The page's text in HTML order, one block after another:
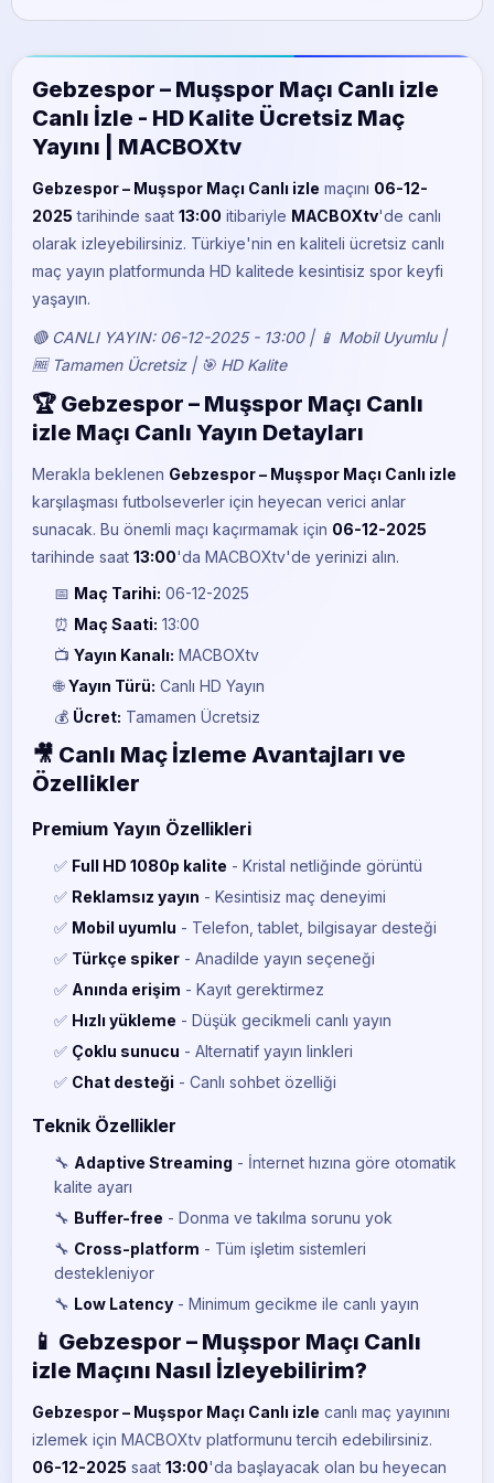
BeIN Sports 5
Gebzespor – Muşspor Maçı Canlı izle
Canlı İzle - HD Kalite Ücretsiz Maç
Yayını | MACBOXtv
Gebzespor – Muşspor Maçı Canlı izle maçını 06-12-
2025 tarihinde saat 13:00 itibariyle MACBOXtv'de canlı
olarak izleyebilirsiniz. Türkiye'nin en kaliteli ücretsiz canlı
maç yayın platformunda HD kalitede kesintisiz spor keyfi
yaşayın.
🔴 CANLI YAYIN: 06-12-2025 - 13:00 | 📱 Mobil Uyumlu |
🆓 Tamamen Ücretsiz | 🎯 HD Kalite
🏆 Gebzespor – Muşspor Maçı Canlı
izle Maçı Canlı Yayın Detayları
Merakla beklenen Gebzespor – Muşspor Maçı Canlı izle
karşılaşması futbolseverler için heyecan verici anlar
sunacak. Bu önemli maçı kaçırmamak için 06-12-2025
tarihinde saat 13:00'da MACBOXtv'de yerinizi alın.
📅 Maç Tarihi: 06-12-2025
⏰ Maç Saati: 13:00
📺 Yayın Kanalı: MACBOXtv
🌐Yayın Türü: Canlı HD Yayın
💰 Ücret: Tamamen Ücretsiz
🎥 Canlı Maç İzleme Avantajları ve
Özellikler
Premium Yayın Özellikleri
✅ Full HD 1080p kalite - Kristal netliğinde görüntü
✅ Reklamsız yayın - Kesintisiz maç deneyimi
✅ Mobil uyumlu - Telefon, tablet, bilgisayar desteği
✅ Türkçe spiker - Anadilde yayın seçeneği
✅ Anında erişim - Kayıt gerektirmez
✅ Hızlı yükleme - Düşük gecikmeli canlı yayın
✅ Çoklu sunucu - Alternatif yayın linkleri
✅ Chat desteği - Canlı sohbet özelliği
Teknik Özellikler
🔧 Adaptive Streaming - İnternet hızına göre otomatik
kalite ayarı
🔧 Buffer-free - Donma ve takılma sorunu yok
🔧 Cross-platform - Tüm işletim sistemleri
destekleniyor
🔧 Low Latency - Minimum gecikme ile canlı yayın
📱 Gebzespor – Muşspor Maçı Canlı
izle Maçını Nasıl İzleyebilirim?
Gebzespor – Muşspor Maçı Canlı izle canlı maç yayınını
izlemek için MACBOXtv platformunu tercih edebilirsiniz.
06-12-2025 saat 13:00'da başlayacak olan bu heyecan